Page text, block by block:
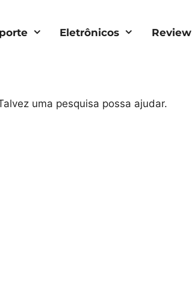
Eletrônicos Review
uma pesquisa possa ajudar.